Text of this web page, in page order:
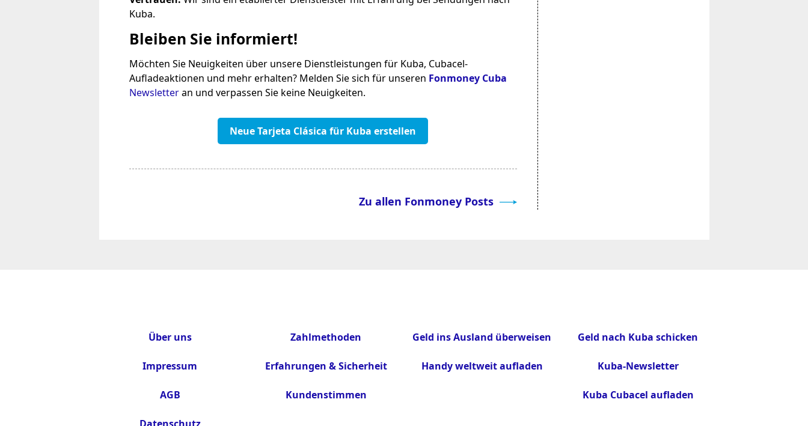
Kuba.
Bleiben Sie informiert!
Möchten Sie Neuigkeiten über unsere Dienstleistungen für Kuba, Cubacel-
Aufladeaktionen und mehr erhalten? Melden Sie sich für unseren Fonmoney Cuba
Newsletteran und verpassen Sie keine Neuigkeiten.
Neue Tarjeta Clásica für Kuba erstellen
Zu allen Fonmoney Posts
Über uns
Impressum
AGB
Zahlmethoden
Erfahrungen & Sicherheit
Kundenstimmen
Geld ins Ausland überweisen
Handy weltweit aufladen
Geld nach Kuba schicken
Kuba-Newsletter
Kuba Cubacel aufladen